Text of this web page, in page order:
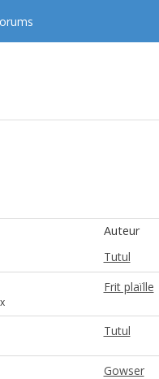
Auteur
Tutul
Frit plaïlle
Tutul
Gowser